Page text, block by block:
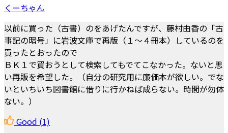
くーちゃん
以前に買った（古書）のをあげたんですが、藤村由香の「古
事記の暗号」に岩波文庫で再版（１～４冊本）しているのを
買ったとおったので
ＢＫ１で買おうとして検索してもでてこなかった。ないと思
い再販を希望した。（自分の研究用に廉価本が欲しい。でな
いといちいち図書館に借りに行かねば成らない。時間が勿体
ない。）
Good (1)